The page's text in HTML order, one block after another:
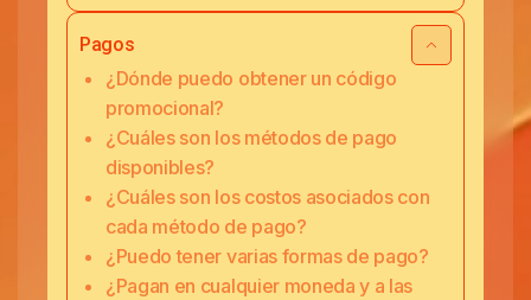
Pagos
¿Dónde puedo obtener un código
promocional?
¿Cuáles son los métodos de pago
disponibles?
¿Cuáles son los costos asociados con
cada método de pago?
¿Puedo tener varias formas de pago?
¿Pagan en cualquier moneda y a las